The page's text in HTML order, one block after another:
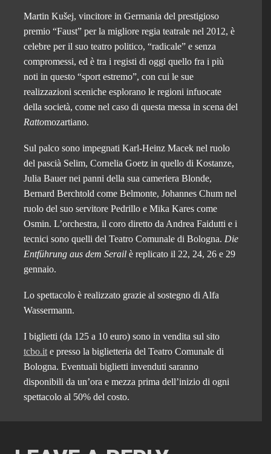
Martin Kušej, vincitore in Germania del prestigioso
premio “Faust” per la migliore regia teatrale nel 2012, è
celebre per il suo teatro politico, “radicale” e senza
compromessi, ed è tra i registi di oggi quello fra i più
noti in questo “sport estremo”, con cui le sue
realizzazioni sceniche esplorano le regioni infuocate
della società, come nel caso di questa messa in scena del
Rattomozartiano.
Sul palco sono impegnati Karl-Heinz Macek nel ruolo
del pascià Selim, Cornelia Goetz in quello di Kostanze,
Julia Bauer nei panni della sua cameriera Blonde,
Bernard Berchtold come Belmonte, Johannes Chum nel
ruolo del suo servitore Pedrillo e Mika Kares come
Osmin. L’orchestra, il coro diretto da Andrea Faidutti e i
tecnici sono quelli del Teatro Comunale di Bologna. Die
Entführung aus dem Serail è replicato il 22, 24, 26 e 29
gennaio.
Lo spettacolo è realizzato grazie al sostegno di Alfa
Wassermann.
I biglietti (da 125 a 10 euro) sono in vendita sul sito
tcbo.it e presso la biglietteria del Teatro Comunale di
Bologna. Eventuali biglietti invenduti saranno
disponibili da un’ora e mezza prima dell’inizio di ogni
spettacolo al 50% del costo.